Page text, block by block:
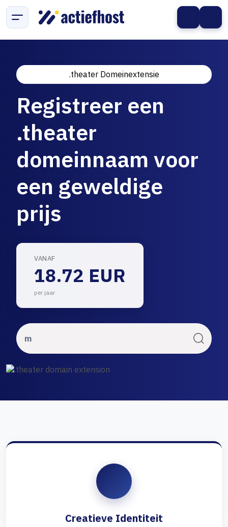
.theater Domeinextensie
Registreer een
.theater
domeinnaam voor
een geweldige
prijs
VANAF
18.72 EUR
per jaar
Creatieve Identiteit